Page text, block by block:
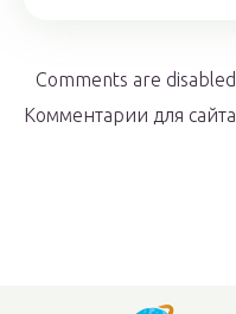
Comments are disabled
Комментарии для сайта